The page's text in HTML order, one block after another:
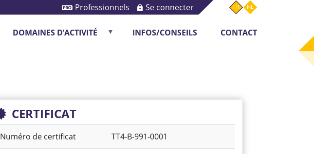
Professionnels Se connecter FR NL
DOMAINES D’ACTIVITÉ INFOS/CONSEILS CONTACT
CERTIFICAT
Numéro de certificat TT4-B-991-0001